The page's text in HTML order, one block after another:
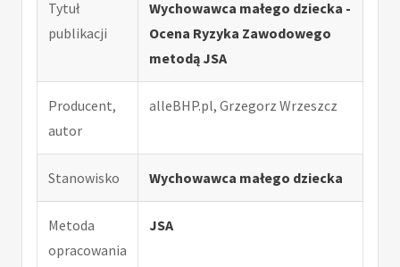
Tytuł
publikacji
Wychowawca małego dziecka -
Ocena Ryzyka Zawodowego
metodą JSA
Producent,
autor
alleBHP.pl, Grzegorz Wrzeszcz
Stanowisko Wychowawca małego dziecka
Metoda
opracowania
JSA